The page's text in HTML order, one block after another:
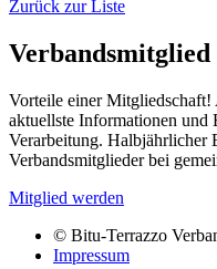
Zurück zur Liste
Vorteile einer Mitgliedschaft!
aktuellste Informationen und
Verarbeitung. Halbjährlicher
Verbandsmitglieder bei
Mitglied werden
© Bitu-Terrazzo
Impressum